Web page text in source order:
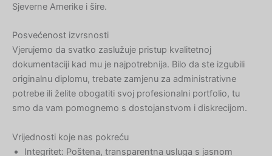
Sjeverne Amerike i šire.
Posvećenost izvrsnosti
Vjerujemo da svatko zaslužuje pristup kvalitetnoj
dokumentaciji kad mu je najpotrebnija. Bilo da ste izgubili
originalnu diplomu, trebate zamjenu za administrativne
potrebe ili želite obogatiti svoj profesionalni portfolio, tu
smo da vam pomognemo s dostojanstvom i diskrecijom.
Vrijednosti koje nas pokreću
Integritet: Poštena, transparentna usluga s jasnom